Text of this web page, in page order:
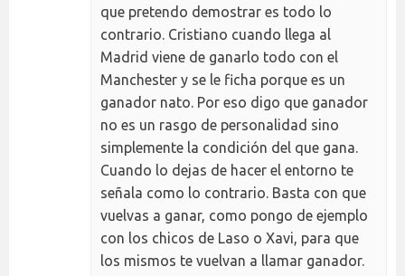
que pretendo demostrar es todo lo
contrario. Cristiano cuando llega al
Madrid viene de ganarlo todo con el
Manchester y se le ficha porque es un
ganador nato. Por eso digo que ganador
no es un rasgo de personalidad sino
simplemente la condición del que gana.
Cuando lo dejas de hacer el entorno te
señala como lo contrario. Basta con que
vuelvas a ganar, como pongo de ejemplo
con los chicos de Laso o Xavi, para que
los mismos te vuelvan a llamar ganador.